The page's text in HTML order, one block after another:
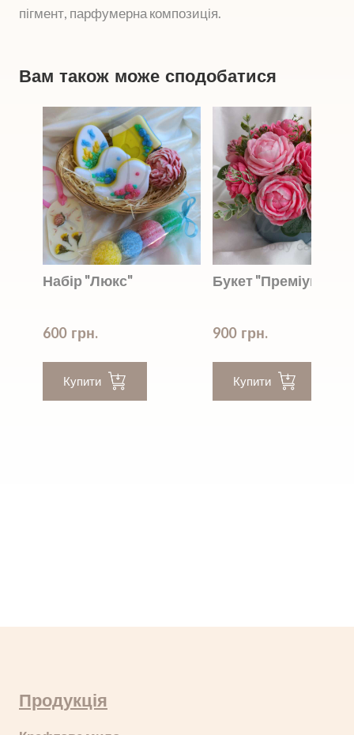
пігмент, парфумерна композиція.
Вам також може сподобатися
Набір "Люкс"
600  грн.
Купити
Букет "Преміум"
900  грн.
Купити
Продукція